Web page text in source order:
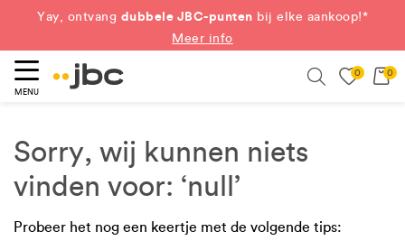
Yay, ontvang dubbele JBC-punten bij elke aankoop!*
Meer info
MENU
0 0
Sorry, wij kunnen niets
vinden voor: ‘null’
Probeer het nog een keertje met de volgende tips: